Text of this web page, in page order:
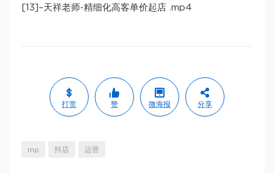
[13]–天祥老师-精细化高客单价起店 .mp4
打赏 赞 微海报 分享
mp 抖店 运营